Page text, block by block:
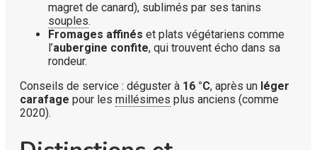
magret de canard), sublimés par ses tanins
souples.
Fromages affinés et plats végétariens comme
l’aubergine confite, qui trouvent écho dans sa
rondeur.
Conseils de service : déguster à 16 °C, après un léger
carafage pour les millésimes plus anciens (comme
2020).